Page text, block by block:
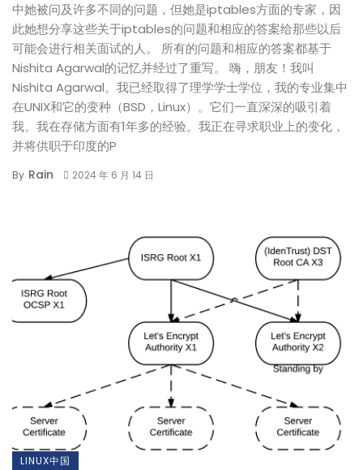
中她被问及许多不同的问题，但她是iptables方面的专家，因
此她想分享这些关于iptables的问题和相应的答案给那些以后
可能会进行相关面试的人。 所有的问题和相应的答案都基于
Nishita Agarwal的记忆并经过了重写。 嗨，朋友！我叫
Nishita Agarwal。我已经取得了理学学士学位，我的专业集中
在UNIX和它的变种（BSD，Linux）。它们一直深深的吸引着
我。我在存储方面有1年多的经验。我正在寻求职业上的变化，
并将供职于印度的P
By Rain 2024 年 6 月 14 日
LINUX中国